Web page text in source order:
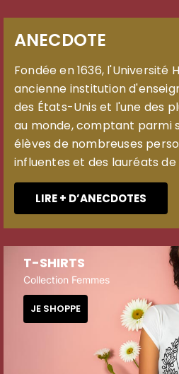
ANECDOTE
Fondée en 1636, l'Université
ancienne institution
des États-Unis et l'une des
au monde, comptant parmi
élèves de nombreuses
influentes et des lauréats de
LIRE + D’ANECDOTES
T-SHIRTS
Collection Femmes
JE SHOPPE